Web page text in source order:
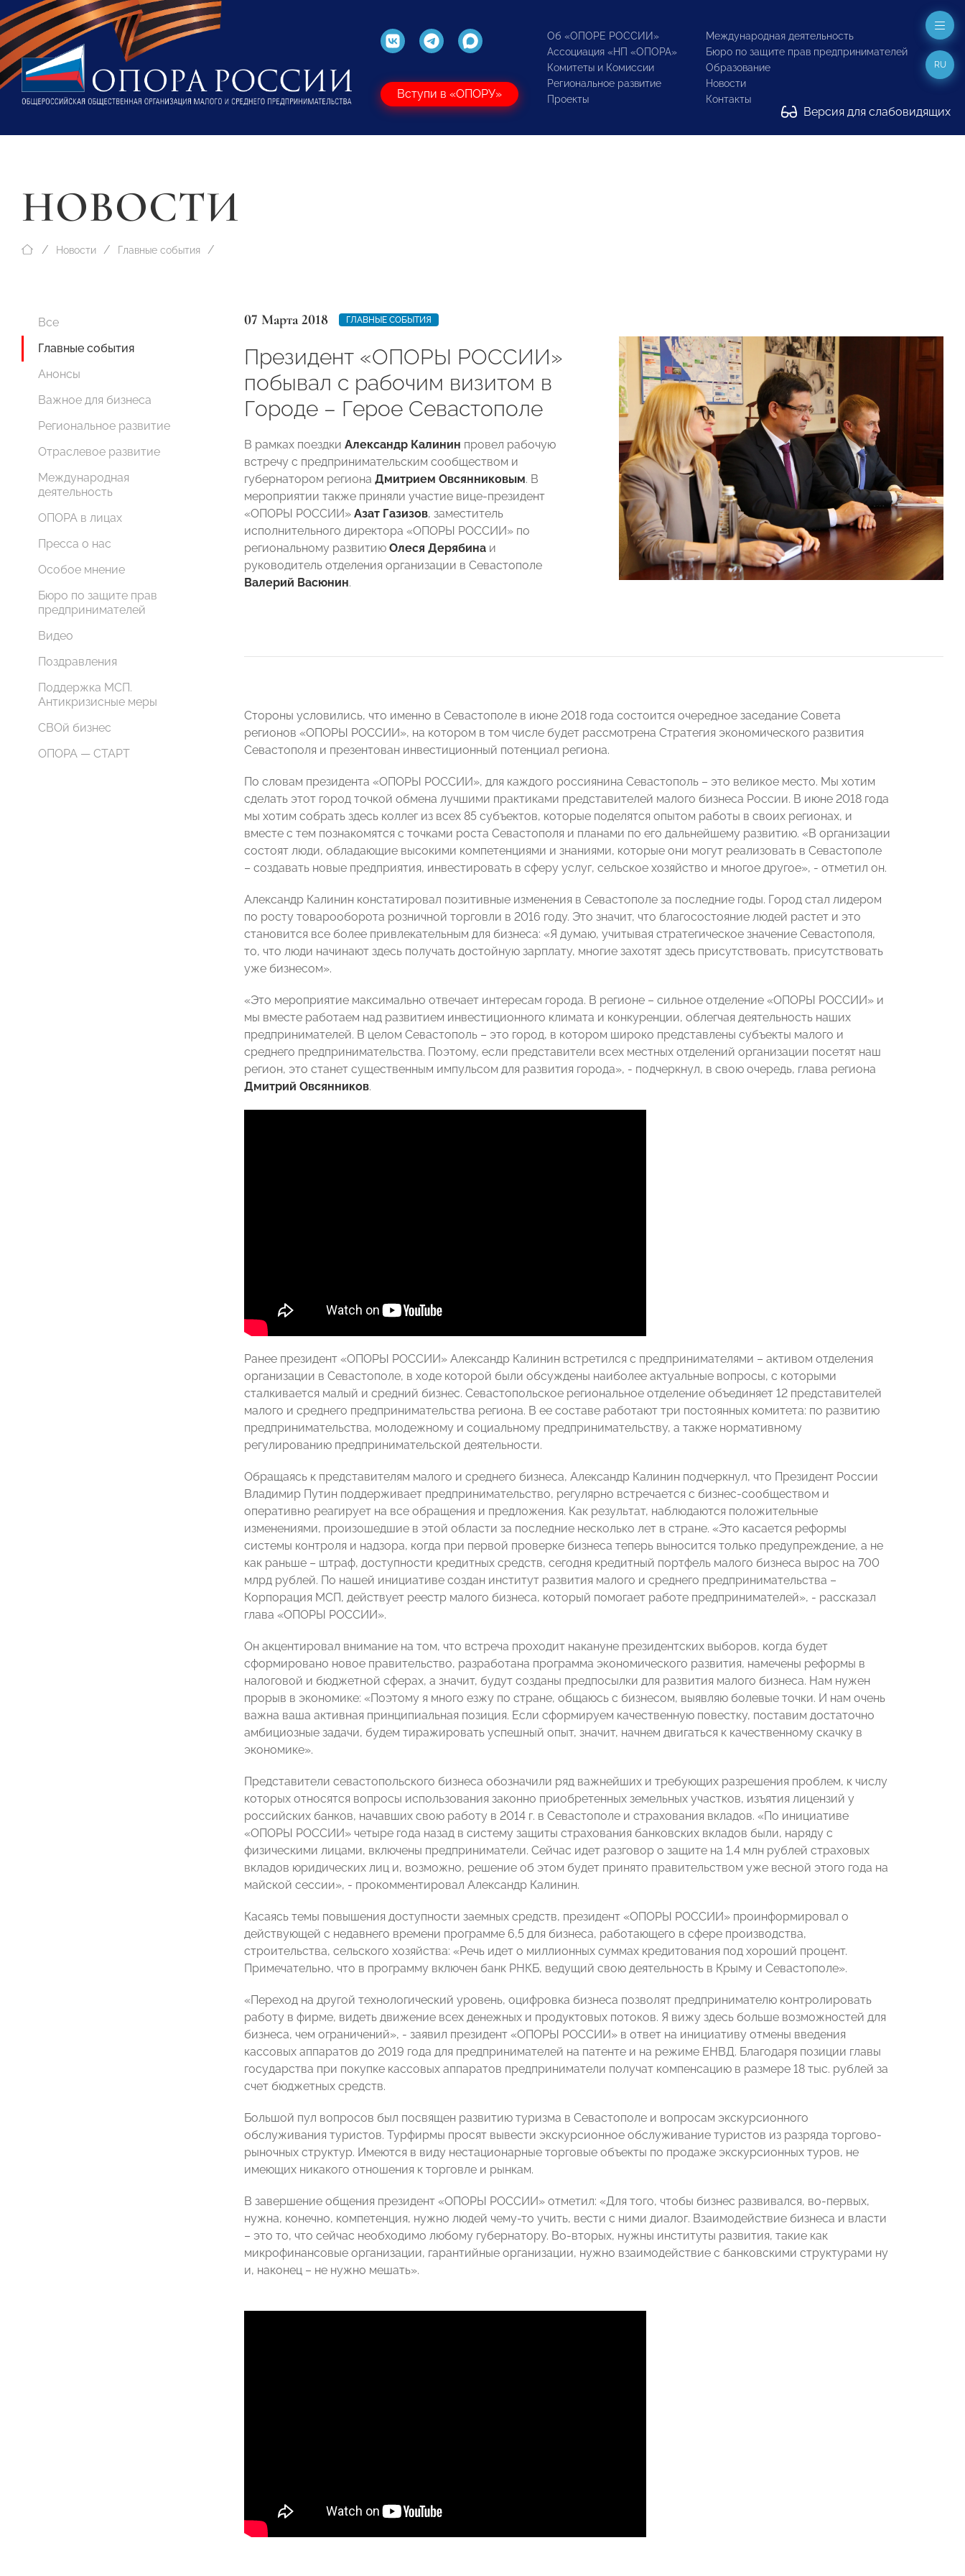
Вступи в «ОПОРУ»
Об «ОПОРЕ РОССИИ»
Ассоциация «НП «ОПОРА»
Комитеты и Комиссии
Региональное развитие
Проекты
Международная деятельность
Бюро по защите прав предпринимателей
Образование
Новости
Контакты
Версия для слабовидящих
RU
НОВОСТИ
Новости Главные события
Все
Главные события
Анонсы
Важное для бизнеса
Региональное развитие
Отраслевое развитие
Международная
деятельность
ОПОРА в лицах
Пресса о нас
Особое мнение
Бюро по защите прав
предпринимателей
Видео
Поздравления
Поддержка МСП.
Антикризисные меры
СВОй бизнес
ОПОРА — СТАРТ
07 Марта 2018 ГЛАВНЫЕ СОБЫТИЯ
Президент «ОПОРЫ РОССИИ»
побывал с рабочим визитом в
Городе – Герое Севастополе
В рамках поездки Александр Калинин провел рабочую
встречу с предпринимательским сообществом и
губернатором региона Дмитрием Овсянниковым. В
мероприятии также приняли участие вице-президент
«ОПОРЫ РОССИИ» Азат Газизов, заместитель
исполнительного директора «ОПОРЫ РОССИИ» по
региональному развитию Олеся Дерябина и
руководитель отделения организации в Севастополе
Валерий Васюнин.
Стороны условились, что именно в Севастополе в июне 2018 года состоится очередное заседание Совета
регионов «ОПОРЫ РОССИИ», на котором в том числе будет рассмотрена Стратегия экономического развития
Севастополя и презентован инвестиционный потенциал региона.
По словам президента «ОПОРЫ РОССИИ», для каждого россиянина Севастополь – это великое место. Мы хотим
сделать этот город точкой обмена лучшими практиками представителей малого бизнеса России. В июне 2018 года
мы хотим собрать здесь коллег из всех 85 субъектов, которые поделятся опытом работы в своих регионах, и
вместе с тем познакомятся с точками роста Севастополя и планами по его дальнейшему развитию. «В организации
состоят люди, обладающие высокими компетенциями и знаниями, которые они могут реализовать в Севастополе
– создавать новые предприятия, инвестировать в сферу услуг, сельское хозяйство и многое другое», - отметил он.
Александр Калинин констатировал позитивные изменения в Севастополе за последние годы. Город стал лидером
по росту товарооборота розничной торговли в 2016 году. Это значит, что благосостояние людей растет и это
становится все более привлекательным для бизнеса: «Я думаю, учитывая стратегическое значение Севастополя,
то, что люди начинают здесь получать достойную зарплату, многие захотят здесь присутствовать, присутствовать
уже бизнесом».
«Это мероприятие максимально отвечает интересам города. В регионе – сильное отделение «ОПОРЫ РОССИИ» и
мы вместе работаем над развитием инвестиционного климата и конкуренции, облегчая деятельность наших
предпринимателей. В целом Севастополь – это город, в котором широко представлены субъекты малого и
среднего предпринимательства. Поэтому, если представители всех местных отделений организации посетят наш
регион, это станет существенным импульсом для развития города», - подчеркнул, в свою очередь, глава региона
Дмитрий Овсянников.
Ранее президент «ОПОРЫ РОССИИ» Александр Калинин встретился с предпринимателями – активом отделения
организации в Севастополе, в ходе которой были обсуждены наиболее актуальные вопросы, с которыми
сталкивается малый и средний бизнес. Севастопольское региональное отделение объединяет 12 представителей
малого и среднего предпринимательства региона. В ее составе работают три постоянных комитета: по развитию
предпринимательства, молодежному и социальному предпринимательству, а также нормативному
регулированию предпринимательской деятельности.
Обращаясь к представителям малого и среднего бизнеса, Александр Калинин подчеркнул, что Президент России
Владимир Путин поддерживает предпринимательство, регулярно встречается с бизнес-сообществом и
оперативно реагирует на все обращения и предложения. Как результат, наблюдаются положительные
изменениями, произошедшие в этой области за последние несколько лет в стране. «Это касается реформы
системы контроля и надзора, когда при первой проверке бизнеса теперь выносится только предупреждение, а не
как раньше – штраф, доступности кредитных средств, сегодня кредитный портфель малого бизнеса вырос на 700
млрд рублей. По нашей инициативе создан институт развития малого и среднего предпринимательства –
Корпорация МСП, действует реестр малого бизнеса, который помогает работе предпринимателей», - рассказал
глава «ОПОРЫ РОССИИ».
Он акцентировал внимание на том, что встреча проходит накануне президентских выборов, когда будет
сформировано новое правительство, разработана программа экономического развития, намечены реформы в
налоговой и бюджетной сферах, а значит, будут созданы предпосылки для развития малого бизнеса. Нам нужен
прорыв в экономике: «Поэтому я много езжу по стране, общаюсь с бизнесом, выявляю болевые точки. И нам очень
важна ваша активная принципиальная позиция. Если сформируем качественную повестку, поставим достаточно
амбициозные задачи, будем тиражировать успешный опыт, значит, начнем двигаться к качественному скачку в
экономике».
Представители севастопольского бизнеса обозначили ряд важнейших и требующих разрешения проблем, к числу
которых относятся вопросы использования законно приобретенных земельных участков, изъятия лицензий у
российских банков, начавших свою работу в 2014 г. в Севастополе и страхования вкладов. «По инициативе
«ОПОРЫ РОССИИ» четыре года назад в систему защиты страхования банковских вкладов были, наряду с
физическими лицами, включены предприниматели. Сейчас идет разговор о защите на 1,4 млн рублей страховых
вкладов юридических лиц и, возможно, решение об этом будет принято правительством уже весной этого года на
майской сессии», - прокомментировал Александр Калинин.
Касаясь темы повышения доступности заемных средств, президент «ОПОРЫ РОССИИ» проинформировал о
действующей с недавнего времени программе 6,5 для бизнеса, работающего в сфере производства,
строительства, сельского хозяйства: «Речь идет о миллионных суммах кредитования под хороший процент.
Примечательно, что в программу включен банк РНКБ, ведущий свою деятельность в Крыму и Севастополе».
«Переход на другой технологический уровень, оцифровка бизнеса позволят предпринимателю контролировать
работу в фирме, видеть движение всех денежных и продуктовых потоков. Я вижу здесь больше возможностей для
бизнеса, чем ограничений», - заявил президент «ОПОРЫ РОССИИ» в ответ на инициативу отмены введения
кассовых аппаратов до 2019 года для предпринимателей на патенте и на режиме ЕНВД. Благодаря позиции главы
государства при покупке кассовых аппаратов предприниматели получат компенсацию в размере 18 тыс. рублей за
счет бюджетных средств.
Большой пул вопросов был посвящен развитию туризма в Севастополе и вопросам экскурсионного
обслуживания туристов. Турфирмы просят вывести экскурсионное обслуживание туристов из разряда торгово-
рыночных структур. Имеются в виду нестационарные торговые объекты по продаже экскурсионных туров, не
имеющих никакого отношения к торговле и рынкам.
В завершение общения президент «ОПОРЫ РОССИИ» отметил: «Для того, чтобы бизнес развивался, во-первых,
нужна, конечно, компетенция, нужно людей чему-то учить, вести с ними диалог. Взаимодействие бизнеса и власти
– это то, что сейчас необходимо любому губернатору. Во-вторых, нужны институты развития, такие как
микрофинансовые организации, гарантийные организации, нужно взаимодействие с банковскими структурами ну
и, наконец – не нужно мешать».